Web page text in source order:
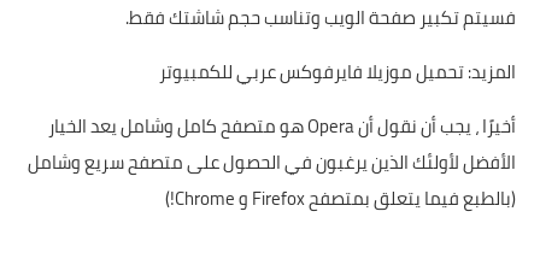
فسيتم تكبير صفحة الويب وتناسب حجم شاشتك فقط.
المزيد:تحميل موزيلا فايرفوكس عربي للكمبيوتر
أخيرًا ، يجب أن نقول أن Opera هو متصفح كامل وشامل يعد الخيار
الأفضل لأولئك الذين يرغبون في الحصول على متصفح سريع وشامل
(بالطبع فيما يتعلق بمتصفح Firefox و Chrome!)